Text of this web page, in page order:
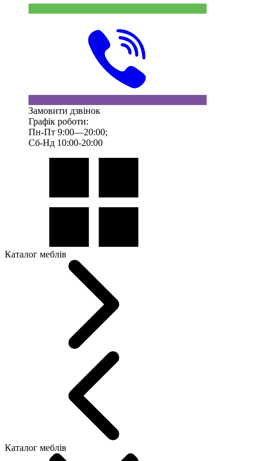
Замовити дзвінок
Графік роботи:
Пн-Пт 9:00—20:00;
Сб-Нд 10:00-20:00
Каталог меблів
Каталог меблів